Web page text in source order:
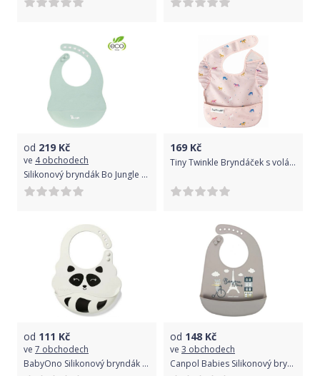
od 219 Kč
ve 4 obchodech
Silikonový bryndák Bo Jungle Pastel Pink 2021
169 Kč
Tiny Twinkle Bryndáček s volánky - Unicorn Confetti
od 111 Kč
ve 7 obchodech
BabyOno Silikonový bryndák - Lemur, šedá, 6 m+
od 148 Kč
ve 3 obchodech
Canpol Babies Silikonový bryndák s kapsičkou, Bonjour Paris - šedý